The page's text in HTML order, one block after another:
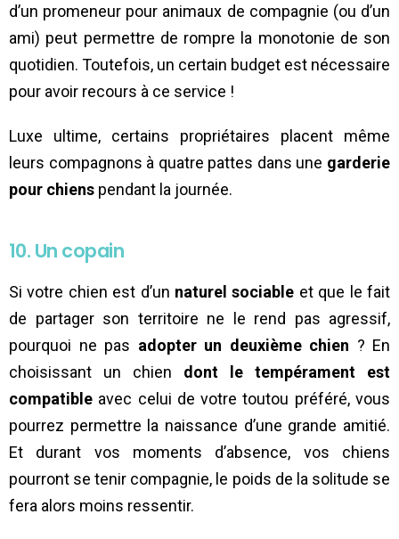
d’un promeneur pour animaux de compagnie (ou d’un
ami) peut permettre de rompre la monotonie de son
quotidien. Toutefois, un certain budget est nécessaire
pour avoir recours à ce service !
Luxe ultime, certains propriétaires placent même
leurs compagnons à quatre pattes dans une garderie
pour chiens pendant la journée.
10. Un copain
Si votre chien est d’un naturel sociable et que le fait
de partager son territoire ne le rend pas agressif,
pourquoi ne pas adopter un deuxième chien ? En
choisissant un chien dont le tempérament est
compatible avec celui de votre toutou préféré, vous
pourrez permettre la naissance d’une grande amitié.
Et durant vos moments d’absence, vos chiens
pourront se tenir compagnie, le poids de la solitude se
fera alors moins ressentir.